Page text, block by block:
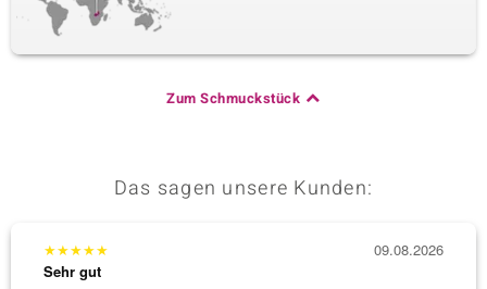
Zum Schmuckstück
Das sagen unsere Kunden:
★★★★★
Sehr gut
09.08.2026